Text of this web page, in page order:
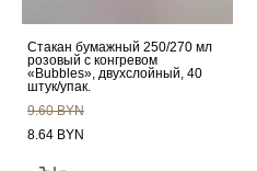
Стакан бумажный 250/270 мл
розовый с конгревом
«Bubbles», двухслойный, 40
штук/упак.
9.60 BYN
8.64 BYN